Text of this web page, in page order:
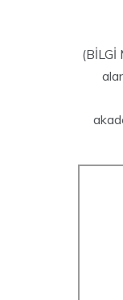
(BİLGİ